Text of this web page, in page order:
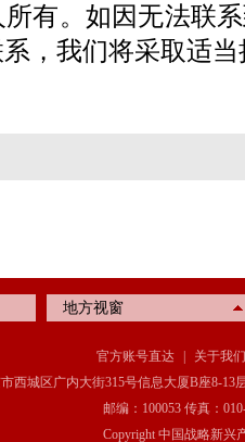
有。如因无法联
，我们将采取适
地方视窗
官方账号直达
关于我们
西城区广内大街315号信息大厦B座8-13
邮编：100053 传真：
Copyright 中国战略新兴